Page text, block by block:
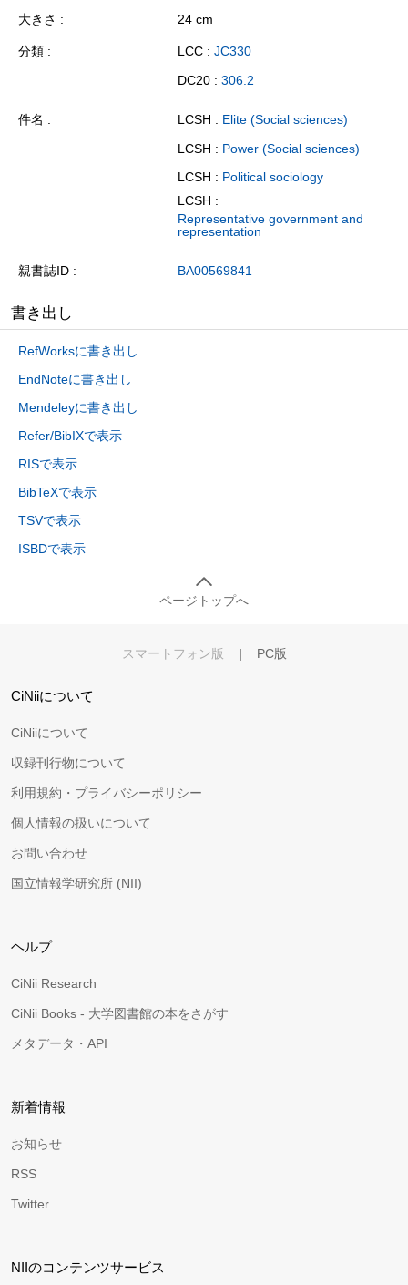
大きさ
24 cm
分類 LCC : JC330
DC20 : 306.2
件名 LCSH : Elite (Social sciences)
LCSH : Power (Social sciences)
LCSH : Political sociology
LCSH :
Representative government and
representation
親書誌ID BA00569841
書き出し
RefWorksに書き出し
EndNoteに書き出し
Mendeleyに書き出し
Refer/BibIXで表示
RISで表示
BibTeXで表示
TSVで表示
ISBDで表示
ページトップへ
スマートフォン版 | PC版
CiNiiについて
CiNiiについて
収録刊行物について
利用規約・プライバシーポリシー
個人情報の扱いについて
お問い合わせ
国立情報学研究所 (NII)
ヘルプ
CiNii Research
CiNii Books - 大学図書館の本をさがす
メタデータ・API
新着情報
お知らせ
RSS
Twitter
NIIのコンテンツサービス